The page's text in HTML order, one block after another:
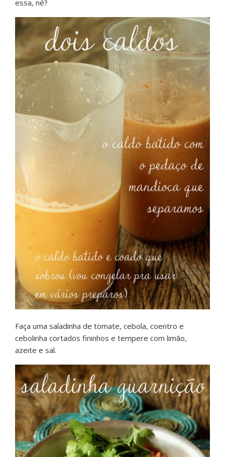
essa, né?
Faça uma saladinha de tomate, cebola, coentro e
cebolinha cortados fininhos e tempere com limão,
azeite e sal.